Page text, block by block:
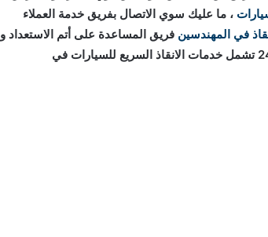
، ما عليك سوي الاتصال بفريق خدمة العملاء
في المهندسين فريق المساعدة على أتم الاستعداد و
جاهز دائما لمساعدتك في أي وقت من النهار أو الليل 24/7/365 تشمل خدمات الانقاذ السريع للسيارات في